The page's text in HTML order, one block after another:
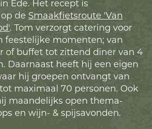
Ede. Het recept is
de Smaakfietsroute 'Van
. Tom verzorgt catering voor
feestelijke momenten; van
of buffet tot zittend diner van 4
Daarnaast heeft hij een eigen
hij groepen ontvangt van
maximaal 70 personen. Ook
maandelijks open thema-
en wijn- & spijsavonden.